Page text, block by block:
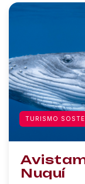
TURISMO
Nuquí